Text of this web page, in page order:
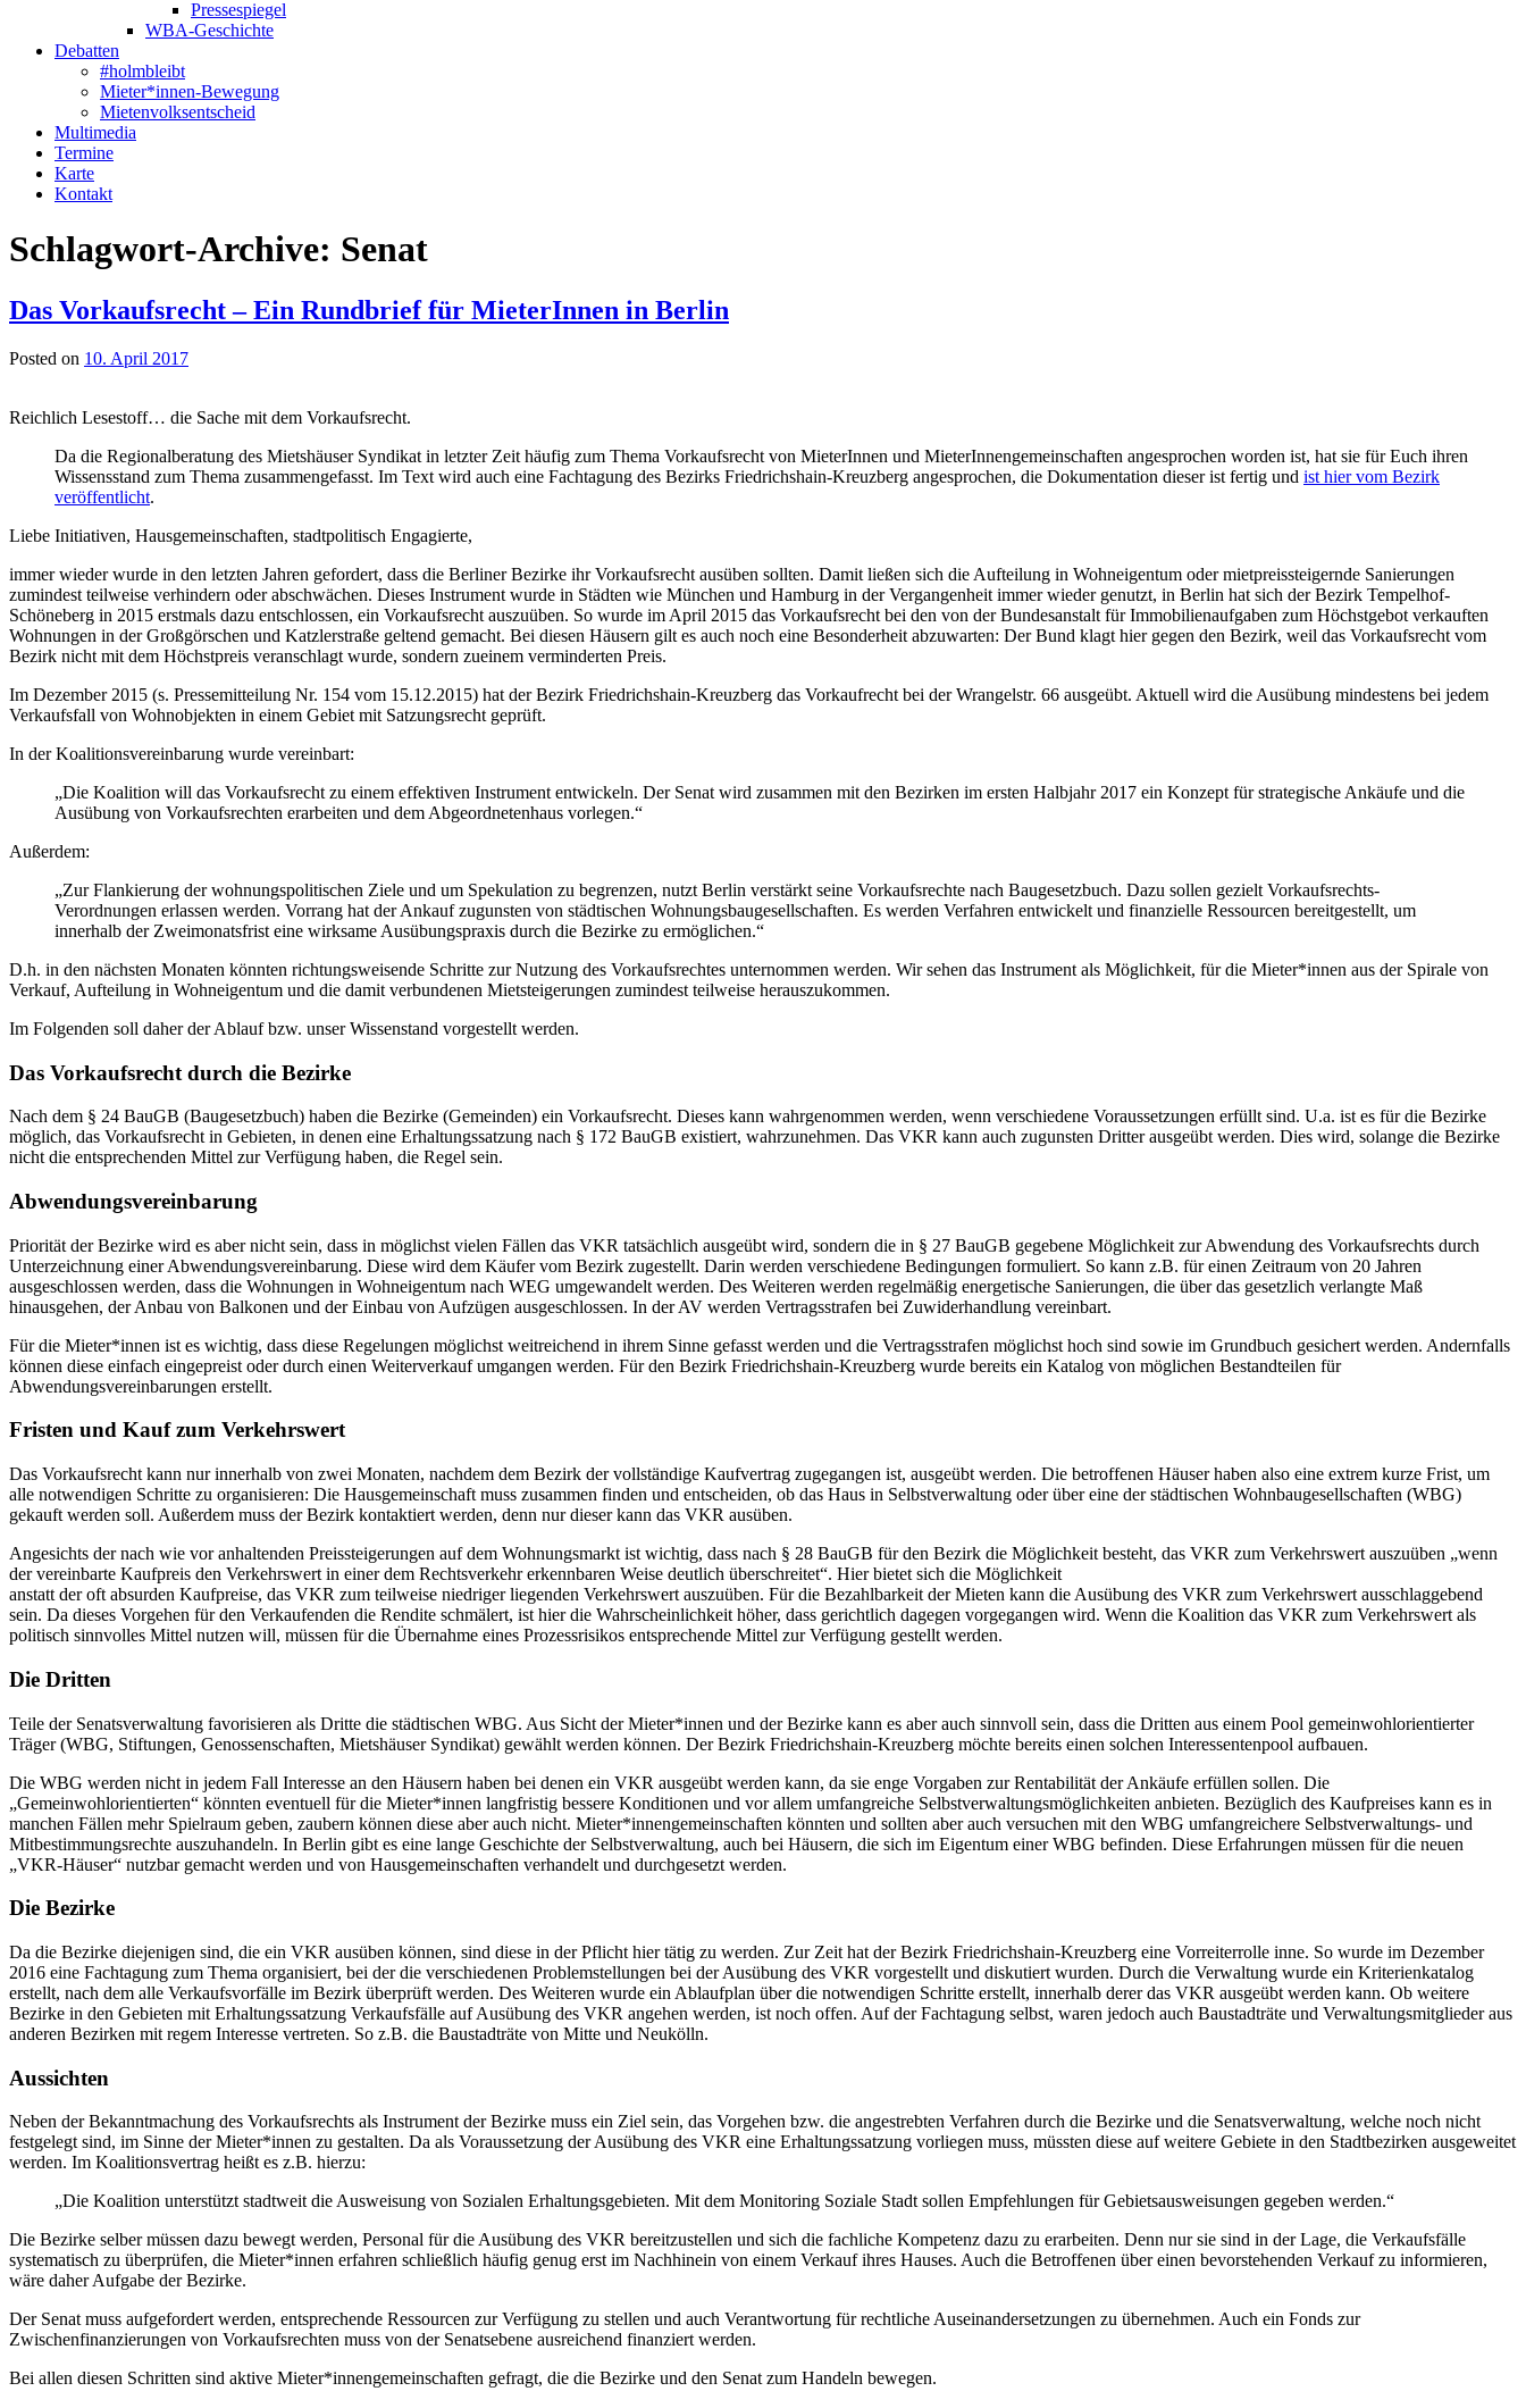
Pressespiegel
WBA-Geschichte
Debatten
#holmbleibt
Mieter*innen-Bewegung
Mietenvolksentscheid
Multimedia
Termine
Karte
Kontakt
Schlagwort-Archive: Senat
Das Vorkaufsrecht – Ein Rundbrief für MieterInnen in Berlin
Posted on 10. April 2017
Reichlich Lesestoff… die Sache mit dem Vorkaufsrecht.
Da die Regionalberatung des Mietshäuser Syndikat in letzter Zeit häufig zum Thema Vorkaufsrecht von MieterInnen und MieterInnengemeinschaften angesprochen worden ist, hat sie für Euch ihren
Wissensstand zum Thema zusammengefasst. Im Text wird auch eine Fachtagung des Bezirks Friedrichshain-Kreuzberg angesprochen, die Dokumentation dieser ist fertig und ist hier vom Bezirk
veröffentlicht.
Liebe Initiativen, Hausgemeinschaften, stadtpolitisch Engagierte,
immer wieder wurde in den letzten Jahren gefordert, dass die Berliner Bezirke ihr Vorkaufsrecht ausüben sollten. Damit ließen sich die Aufteilung in Wohneigentum oder mietpreissteigernde Sanierungen
zumindest teilweise verhindern oder abschwächen. Dieses Instrument wurde in Städten wie München und Hamburg in der Vergangenheit immer wieder genutzt, in Berlin hat sich der Bezirk Tempelhof-
Schöneberg in 2015 erstmals dazu entschlossen, ein Vorkaufsrecht auszuüben. So wurde im April 2015 das Vorkaufsrecht bei den von der Bundesanstalt für Immobilienaufgaben zum Höchstgebot verkauften
Wohnungen in der Großgörschen und Katzlerstraße geltend gemacht. Bei diesen Häusern gilt es auch noch eine Besonderheit abzuwarten: Der Bund klagt hier gegen den Bezirk, weil das Vorkaufsrecht vom
Bezirk nicht mit dem Höchstpreis veranschlagt wurde, sondern zueinem verminderten Preis.
Im Dezember 2015 (s. Pressemitteilung Nr. 154 vom 15.12.2015) hat der Bezirk Friedrichshain-Kreuzberg das Vorkaufrecht bei der Wrangelstr. 66 ausgeübt. Aktuell wird die Ausübung mindestens bei jedem
Verkaufsfall von Wohnobjekten in einem Gebiet mit Satzungsrecht geprüft.
In der Koalitionsvereinbarung wurde vereinbart:
„Die Koalition will das Vorkaufsrecht zu einem effektiven Instrument entwickeln. Der Senat wird zusammen mit den Bezirken im ersten Halbjahr 2017 ein Konzept für strategische Ankäufe und die
Ausübung von Vorkaufsrechten erarbeiten und dem Abgeordnetenhaus vorlegen.“
Außerdem:
„Zur Flankierung der wohnungspolitischen Ziele und um Spekulation zu begrenzen, nutzt Berlin verstärkt seine Vorkaufsrechte nach Baugesetzbuch. Dazu sollen gezielt Vorkaufsrechts-
Verordnungen erlassen werden. Vorrang hat der Ankauf zugunsten von städtischen Wohnungsbaugesellschaften. Es werden Verfahren entwickelt und finanzielle Ressourcen bereitgestellt, um
innerhalb der Zweimonatsfrist eine wirksame Ausübungspraxis durch die Bezirke zu ermöglichen.“
D.h. in den nächsten Monaten könnten richtungsweisende Schritte zur Nutzung des Vorkaufsrechtes unternommen werden. Wir sehen das Instrument als Möglichkeit, für die Mieter*innen aus der Spirale von
Verkauf, Aufteilung in Wohneigentum und die damit verbundenen Mietsteigerungen zumindest teilweise herauszukommen.
Im Folgenden soll daher der Ablauf bzw. unser Wissenstand vorgestellt werden.
Das Vorkaufsrecht durch die Bezirke
Nach dem § 24 BauGB (Baugesetzbuch) haben die Bezirke (Gemeinden) ein Vorkaufsrecht. Dieses kann wahrgenommen werden, wenn verschiedene Voraussetzungen erfüllt sind. U.a. ist es für die Bezirke
möglich, das Vorkaufsrecht in Gebieten, in denen eine Erhaltungssatzung nach § 172 BauGB existiert, wahrzunehmen. Das VKR kann auch zugunsten Dritter ausgeübt werden. Dies wird, solange die Bezirke
nicht die entsprechenden Mittel zur Verfügung haben, die Regel sein.
Abwendungsvereinbarung
Priorität der Bezirke wird es aber nicht sein, dass in möglichst vielen Fällen das VKR tatsächlich ausgeübt wird, sondern die in § 27 BauGB gegebene Möglichkeit zur Abwendung des Vorkaufsrechts durch
Unterzeichnung einer Abwendungsvereinbarung. Diese wird dem Käufer vom Bezirk zugestellt. Darin werden verschiedene Bedingungen formuliert. So kann z.B. für einen Zeitraum von 20 Jahren
ausgeschlossen werden, dass die Wohnungen in Wohneigentum nach WEG umgewandelt werden. Des Weiteren werden regelmäßig energetische Sanierungen, die über das gesetzlich verlangte Maß
hinausgehen, der Anbau von Balkonen und der Einbau von Aufzügen ausgeschlossen. In der AV werden Vertragsstrafen bei Zuwiderhandlung vereinbart.
Für die Mieter*innen ist es wichtig, dass diese Regelungen möglichst weitreichend in ihrem Sinne gefasst werden und die Vertragsstrafen möglichst hoch sind sowie im Grundbuch gesichert werden. Andernfalls
können diese einfach eingepreist oder durch einen Weiterverkauf umgangen werden. Für den Bezirk Friedrichshain-Kreuzberg wurde bereits ein Katalog von möglichen Bestandteilen für
Abwendungsvereinbarungen erstellt.
Fristen und Kauf zum Verkehrswert
Das Vorkaufsrecht kann nur innerhalb von zwei Monaten, nachdem dem Bezirk der vollständige Kaufvertrag zugegangen ist, ausgeübt werden. Die betroffenen Häuser haben also eine extrem kurze Frist, um
alle notwendigen Schritte zu organisieren: Die Hausgemeinschaft muss zusammen finden und entscheiden, ob das Haus in Selbstverwaltung oder über eine der städtischen Wohnbaugesellschaften (WBG)
gekauft werden soll. Außerdem muss der Bezirk kontaktiert werden, denn nur dieser kann das VKR ausüben.
Angesichts der nach wie vor anhaltenden Preissteigerungen auf dem Wohnungsmarkt ist wichtig, dass nach § 28 BauGB für den Bezirk die Möglichkeit besteht, das VKR zum Verkehrswert auszuüben „wenn
der vereinbarte Kaufpreis den Verkehrswert in einer dem Rechtsverkehr erkennbaren Weise deutlich überschreitet“. Hier bietet sich die Möglichkeit
anstatt der oft absurden Kaufpreise, das VKR zum teilweise niedriger liegenden Verkehrswert auszuüben. Für die Bezahlbarkeit der Mieten kann die Ausübung des VKR zum Verkehrswert ausschlaggebend
sein. Da dieses Vorgehen für den Verkaufenden die Rendite schmälert, ist hier die Wahrscheinlichkeit höher, dass gerichtlich dagegen vorgegangen wird. Wenn die Koalition das VKR zum Verkehrswert als
politisch sinnvolles Mittel nutzen will, müssen für die Übernahme eines Prozessrisikos entsprechende Mittel zur Verfügung gestellt werden.
Die Dritten
Teile der Senatsverwaltung favorisieren als Dritte die städtischen WBG. Aus Sicht der Mieter*innen und der Bezirke kann es aber auch sinnvoll sein, dass die Dritten aus einem Pool gemeinwohlorientierter
Träger (WBG, Stiftungen, Genossenschaften, Mietshäuser Syndikat) gewählt werden können. Der Bezirk Friedrichshain-Kreuzberg möchte bereits einen solchen Interessentenpool aufbauen.
Die WBG werden nicht in jedem Fall Interesse an den Häusern haben bei denen ein VKR ausgeübt werden kann, da sie enge Vorgaben zur Rentabilität der Ankäufe erfüllen sollen. Die
„Gemeinwohlorientierten“ könnten eventuell für die Mieter*innen langfristig bessere Konditionen und vor allem umfangreiche Selbstverwaltungsmöglichkeiten anbieten. Bezüglich des Kaufpreises kann es in
manchen Fällen mehr Spielraum geben, zaubern können diese aber auch nicht. Mieter*innengemeinschaften könnten und sollten aber auch versuchen mit den WBG umfangreichere Selbstverwaltungs- und
Mitbestimmungsrechte auszuhandeln. In Berlin gibt es eine lange Geschichte der Selbstverwaltung, auch bei Häusern, die sich im Eigentum einer WBG befinden. Diese Erfahrungen müssen für die neuen
„VKR-Häuser“ nutzbar gemacht werden und von Hausgemeinschaften verhandelt und durchgesetzt werden.
Die Bezirke
Da die Bezirke diejenigen sind, die ein VKR ausüben können, sind diese in der Pflicht hier tätig zu werden. Zur Zeit hat der Bezirk Friedrichshain-Kreuzberg eine Vorreiterrolle inne. So wurde im Dezember
2016 eine Fachtagung zum Thema organisiert, bei der die verschiedenen Problemstellungen bei der Ausübung des VKR vorgestellt und diskutiert wurden. Durch die Verwaltung wurde ein Kriterienkatalog
erstellt, nach dem alle Verkaufsvorfälle im Bezirk überprüft werden. Des Weiteren wurde ein Ablaufplan über die notwendigen Schritte erstellt, innerhalb derer das VKR ausgeübt werden kann. Ob weitere
Bezirke in den Gebieten mit Erhaltungssatzung Verkaufsfälle auf Ausübung des VKR angehen werden, ist noch offen. Auf der Fachtagung selbst, waren jedoch auch Baustadträte und Verwaltungsmitglieder aus
anderen Bezirken mit regem Interesse vertreten. So z.B. die Baustadträte von Mitte und Neukölln.
Aussichten
Neben der Bekanntmachung des Vorkaufsrechts als Instrument der Bezirke muss ein Ziel sein, das Vorgehen bzw. die angestrebten Verfahren durch die Bezirke und die Senatsverwaltung, welche noch nicht
festgelegt sind, im Sinne der Mieter*innen zu gestalten. Da als Voraussetzung der Ausübung des VKR eine Erhaltungssatzung vorliegen muss, müssten diese auf weitere Gebiete in den Stadtbezirken ausgeweitet
werden. Im Koalitionsvertrag heißt es z.B. hierzu:
„Die Koalition unterstützt stadtweit die Ausweisung von Sozialen Erhaltungsgebieten. Mit dem Monitoring Soziale Stadt sollen Empfehlungen für Gebietsausweisungen gegeben werden.“
Die Bezirke selber müssen dazu bewegt werden, Personal für die Ausübung des VKR bereitzustellen und sich die fachliche Kompetenz dazu zu erarbeiten. Denn nur sie sind in der Lage, die Verkaufsfälle
systematisch zu überprüfen, die Mieter*innen erfahren schließlich häufig genug erst im Nachhinein von einem Verkauf ihres Hauses. Auch die Betroffenen über einen bevorstehenden Verkauf zu informieren,
wäre daher Aufgabe der Bezirke.
Der Senat muss aufgefordert werden, entsprechende Ressourcen zur Verfügung zu stellen und auch Verantwortung für rechtliche Auseinandersetzungen zu übernehmen. Auch ein Fonds zur
Zwischenfinanzierungen von Vorkaufsrechten muss von der Senatsebene ausreichend finanziert werden.
Bei allen diesen Schritten sind aktive Mieter*innengemeinschaften gefragt, die die Bezirke und den Senat zum Handeln bewegen.